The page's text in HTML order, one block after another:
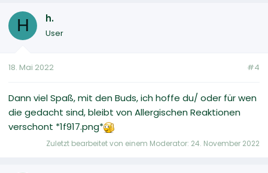
H h.
User
18. Mai 2022 #4
Dann viel Spaß, mit den Buds, ich hoffe du/ oder für wen
die gedacht sind, bleibt von Allergischen Reaktionen
verschont *1f917.png*
Zuletzt bearbeitet von einem Moderator: 24. November 2022